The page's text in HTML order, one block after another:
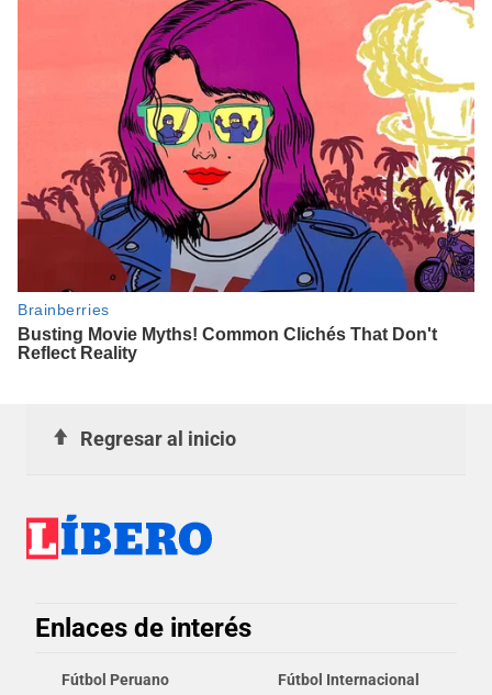
Regresar al inicio
Enlaces de interés
Fútbol Peruano
Fútbol Internacional